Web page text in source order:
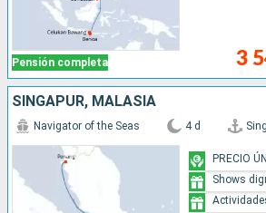
Pensión completa 3
SINGAPUR, MALASIA
Navigator of the Seas 4 d
PRECIO
Shows